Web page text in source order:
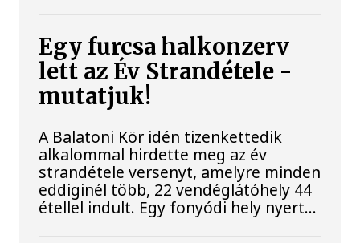
Egy furcsa halkonzerv
lett az Év Strandétele -
mutatjuk!
A Balatoni Kör idén tizenkettedik
alkalommal hirdette meg az év
strandétele versenyt, amelyre minden
eddiginél több, 22 vendéglátóhely 44
étellel indult. Egy fonyódi hely nyert...